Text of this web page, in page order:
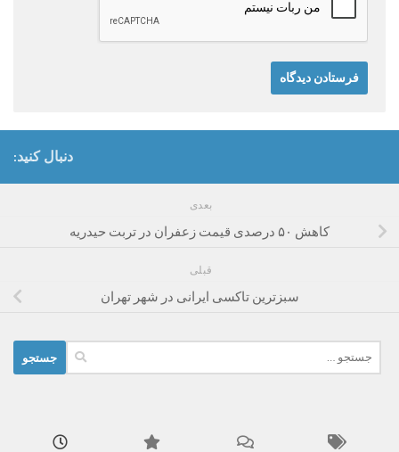
دنبال کنید:
بعدی
کاهش ۵۰ درصدی قیمت زعفران در تربت حیدریه
قبلی
سبزترین تاکسی ایرانی در شهر تهران
برای: